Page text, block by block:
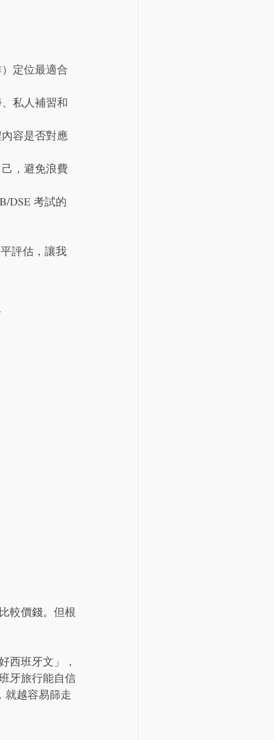
定位最適合
私人補習和
容是否對應
，避免浪費
DSE 考試的
評估，讓我
較價錢。但根
西班牙文」，
牙旅行能自信
就越容易篩走